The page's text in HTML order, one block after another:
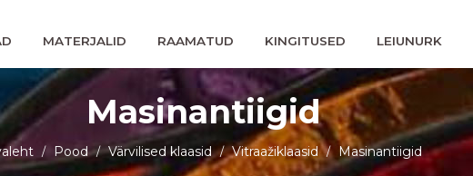
MATERJALID RAAMATUD KINGITUSED LEIUNURK
Masinantiigid
/ Pood / Värvilised klaasid / Vitraažiklaasid / Masinantiigid